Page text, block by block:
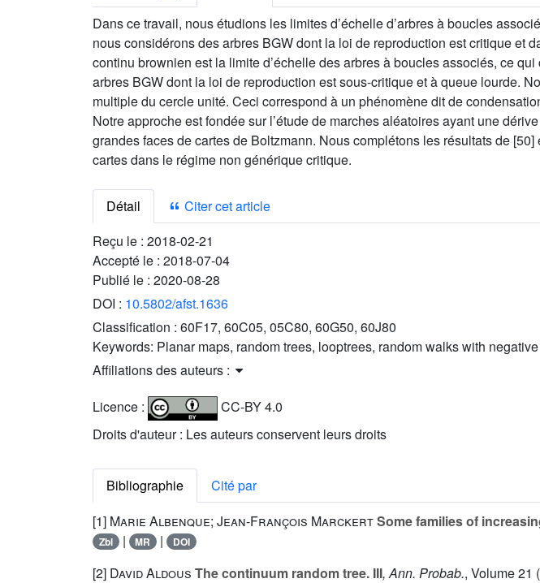
Dans ce travail, nous étudions les limites d’échelle d’arbres à boucles
nous considérons des arbres BGW dont la loi de reproduction est critique et
continu brownien est la limite d’échelle des arbres à boucles associés, ce
arbres BGW dont la loi de reproduction est sous-critique et à queue lourde.
multiple du cercle unité. Ceci correspond à un phénomène dit de
Notre approche est fondée sur l’étude de marches aléatoires ayant une
grandes faces de cartes de Boltzmann. Nous complétons les résultats de
cartes dans le régime non générique critique.
Détail
Citer cet article
Reçu le : 2018-02-21
Accepté le : 2018-07-04
Publié le : 2020-08-28
DOI : 10.5802/afst.1636
Classification : 60F17, 60C05, 05C80, 60G50, 60J80
Keywords: Planar maps, random trees, looptrees, random walks with
Affiliations des auteurs :
Licence :
CC-BY 4.0
Droits d'auteur : Les auteurs conservent leurs droits
Bibliographie
Cité par
[1] Marie Albenque; Jean-François MarckertSome families of
Zbl | MR | DOI
[2] David Aldous The continuum random tree. III, Ann. Probab., Volume 21